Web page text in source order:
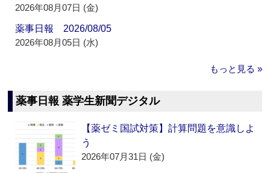
2026年08月07日 (金)
薬事日報 2026/08/05
2026年08月05日 (水)
もっと見る »
薬事日報 薬学生新聞デジタル
【薬ゼミ国試対策】計算問題を意識しよ
う
2026年07月31日 (金)